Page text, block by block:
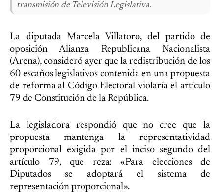
transmisión de Televisión Legislativa.
La diputada Marcela Villatoro, del partido de
oposición Alianza Republicana Nacionalista
(Arena), consideró ayer que la redistribución de los
60 escaños legislativos contenida en una propuesta
de reforma al Código Electoral violaría el artículo
79 de Constitución de la República.
La legisladora respondió que no cree que la
propuesta mantenga la representatividad
proporcional exigida por el inciso segundo del
artículo 79, que reza: «Para elecciones de
Diputados se adoptará el sistema de
representación proporcional».